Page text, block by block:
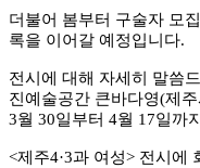
더불어 봄부터 구술자 모
록을 이어갈 예정입니다.
전시에 대해 자세히 말씀
진예술공간 큰바다영(제
3월 30일부터 4월 17일까지
<제주4·3과 여성> 전시에